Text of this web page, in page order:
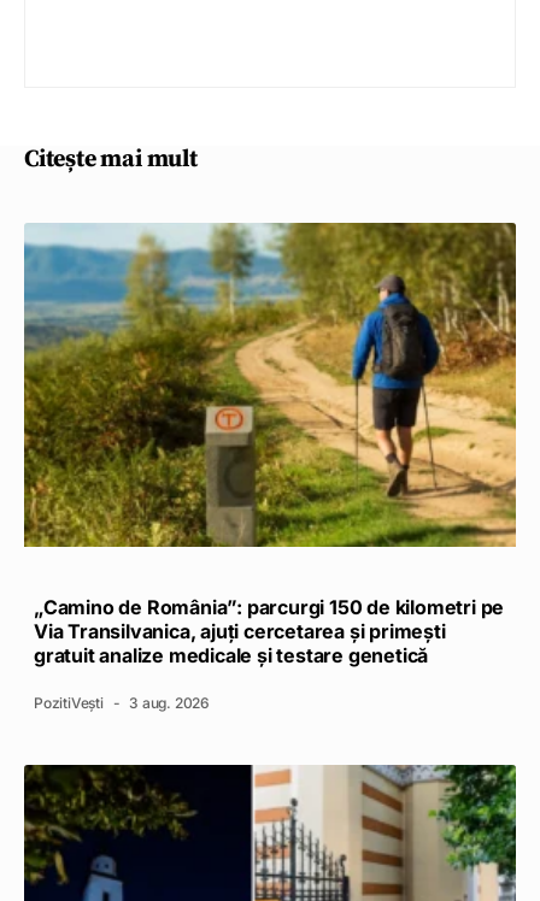
Citește mai mult
„Camino de România”: parcurgi 150 de kilometri pe
Via Transilvanica, ajuți cercetarea și primești
gratuit analize medicale și testare genetică
PozitiVești 3 aug. 2026